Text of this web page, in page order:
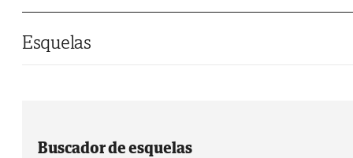
Esquelas
Buscador de esquelas